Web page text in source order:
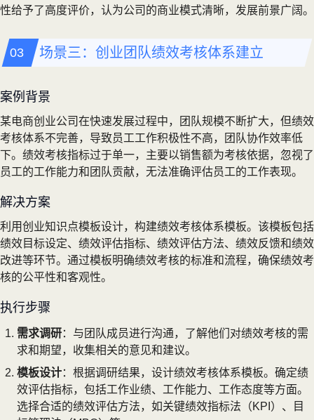
性给予了高度评价，认为公司的商业模式清晰，发展前景广阔。
场景三：创业团队绩效考核体系建立
案例背景
某电商创业公司在快速发展过程中，团队规模不断扩大，但绩效
考核体系不完善，导致员工工作积极性不高，团队协作效率低
下。绩效考核指标过于单一，主要以销售额为考核依据，忽视了
员工的工作能力和团队贡献，无法准确评估员工的工作表现。
解决方案
利用创业知识点模板设计，构建绩效考核体系模板。该模板包括
绩效目标设定、绩效评估指标、绩效评估方法、绩效反馈和绩效
改进等环节。通过模板明确绩效考核的标准和流程，确保绩效考
核的公平性和客观性。
执行步骤
需求调研：与团队成员进行沟通，了解他们对绩效考核的需
求和期望，收集相关的意见和建议。
模板设计：根据调研结果，设计绩效考核体系模板。确定绩
效评估指标，包括工作业绩、工作能力、工作态度等方面。
选择合适的绩效评估方法，如关键绩效指标法（KPI）、目